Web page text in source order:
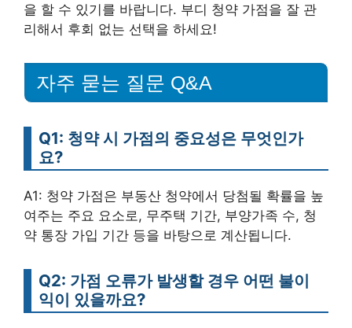
을 할 수 있기를 바랍니다. 부디 청약 가점을 잘 관
리해서 후회 없는 선택을 하세요!
자주 묻는 질문 Q&A
Q1: 청약 시 가점의 중요성은 무엇인가
요?
A1: 청약 가점은 부동산 청약에서 당첨될 확률을 높
여주는 주요 요소로, 무주택 기간, 부양가족 수, 청
약 통장 가입 기간 등을 바탕으로 계산됩니다.
Q2: 가점 오류가 발생할 경우 어떤 불이
익이 있을까요?